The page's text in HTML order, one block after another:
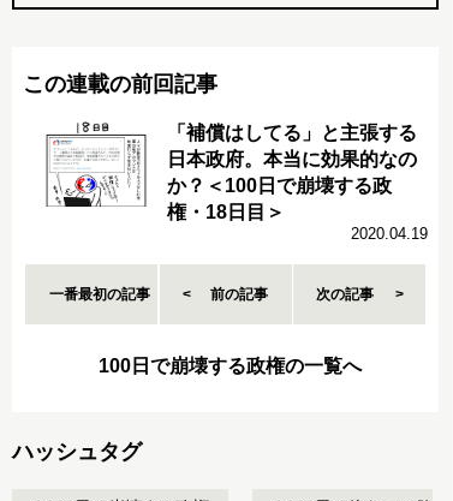
この連載の前回記事
「補償はしてる」と主張する
日本政府。本当に効果的なの
か？＜100日で崩壊する政
権・18日目＞
2020.04.19
一番最初の記事 前の記事 次の記事
100日で崩壊する政権の一覧へ
ハッシュタグ